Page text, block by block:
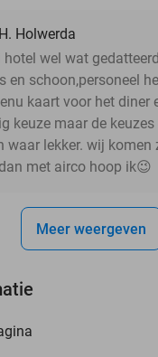
Holwerda
hotel wel wat
en schoon,personeel
kaart voor het diner
keuze maar de keuzes
waar lekker. wij komen
met airco hoop ik😉
Meer weergeven